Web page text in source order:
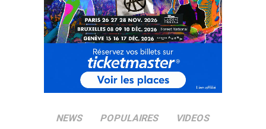
NEWS POPULAIRES VIDEOS